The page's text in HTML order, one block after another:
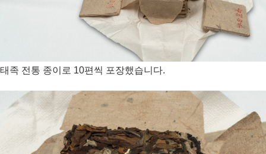
태족 전통 종이로 10편씩 포장했습니다.